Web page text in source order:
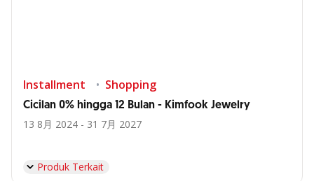
Installment Shopping
Cicilan 0% hingga 12 Bulan - Kimfook Jewelry
13 8月 2024 - 31 7月 2027
Produk Terkait